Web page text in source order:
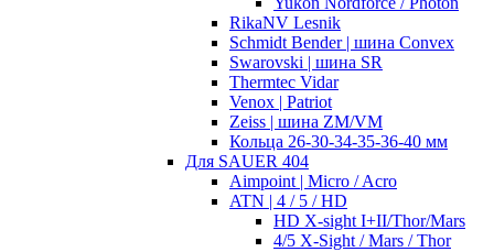
RikaNV Lesnik
Schmidt Bender | шина Convex
Swarovski | шина SR
Thermtec Vidar
Venox | Patriot
Zeiss | шина ZM/VM
Кольца 26-30-34-35-36-40 мм
Для SAUER 404
Aimpoint | Micro / Acro
ATN | 4 / 5 / HD
HD X-sight I+II/Thor/Mars
4/5 X-Sight / Mars / Thor